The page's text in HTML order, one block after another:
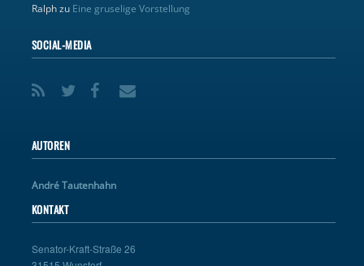
Ralphzu Eine gruselige Vorstellung
SOCIAL-MEDIA
AUTOREN
André Tautenhahn
KONTAKT
Senator-Kraft-Straße 26